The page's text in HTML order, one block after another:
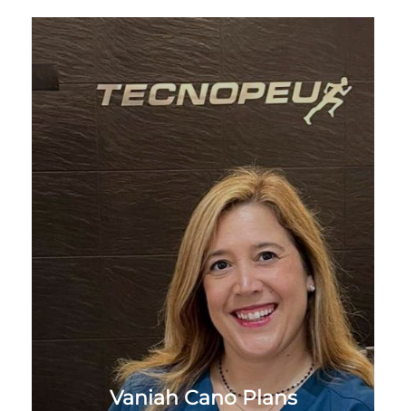
Vaniah Cano Plans